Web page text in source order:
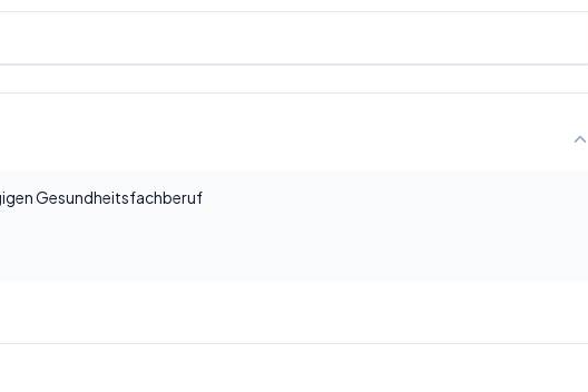
Gesundheitsfachberuf